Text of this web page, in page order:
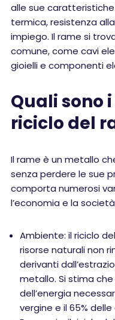
alle sue
termica, resistenza
impiego. Il rame si
comune, come cavi
gioielli e componenti
Quali sono
riciclo del
Il rame è un metallo
senza perdere le sue
comporta numerosi
l’economia e la
Ambiente: il riciclo
risorse naturali non
derivanti
metallo. Si stima che
dell’energia
vergine e il 65%